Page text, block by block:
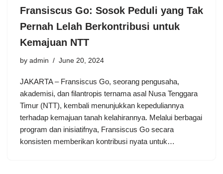
Fransiscus Go: Sosok Peduli yang Tak
Pernah Lelah Berkontribusi untuk
Kemajuan NTT
by admin June 20, 2024
JAKARTA – Fransiscus Go, seorang pengusaha,
akademisi, dan filantropis ternama asal Nusa Tenggara
Timur (NTT), kembali menunjukkan kepeduliannya
terhadap kemajuan tanah kelahirannya. Melalui berbagai
program dan inisiatifnya, Fransiscus Go secara
konsisten memberikan kontribusi nyata untuk…